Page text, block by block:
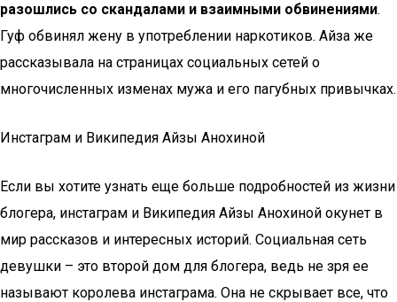
разошлись со скандалами и взаимными обвинениями.
Гуф обвинял жену в употреблении наркотиков. Айза же
рассказывала на страницах социальных сетей о
многочисленных изменах мужа и его пагубных привычках.
Инстаграм и Википедия Айзы Анохиной
Если вы хотите узнать еще больше подробностей из жизни
блогера, инстаграм и Википедия Айзы Анохиной окунет в
мир рассказов и интересных историй. Социальная сеть
девушки – это второй дом для блогера, ведь не зря ее
называют королева инстаграма. Она не скрывает все, что